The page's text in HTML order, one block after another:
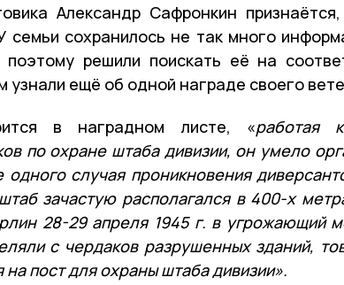
Александр Сафронкин
семьи сохранилось не так много
поэтому решили поискать её на
узнали ещё об одной награде своего
в наградном листе, «работая
по охране штаба дивизии, он умело
случая проникновения
зачастую располагался в 400-х
28-29 апреля 1945 г. в угрожающий
с чердаков разрушенных зданий,
на пост для охраны штаба дивизии».